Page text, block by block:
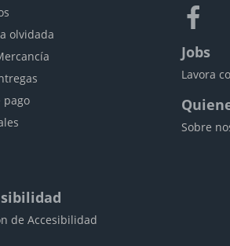
olvidada
pago
de Accesibilidad
Jobs
Lavora
Sobre